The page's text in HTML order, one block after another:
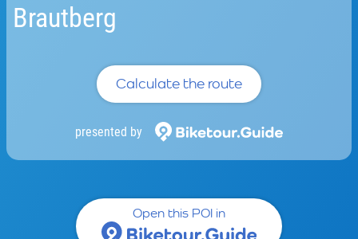
Brautberg
Calculate the route
presented by
Open this POI in